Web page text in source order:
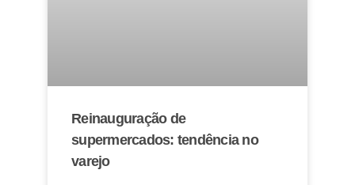
Reinauguração de
supermercados: tendência no
varejo